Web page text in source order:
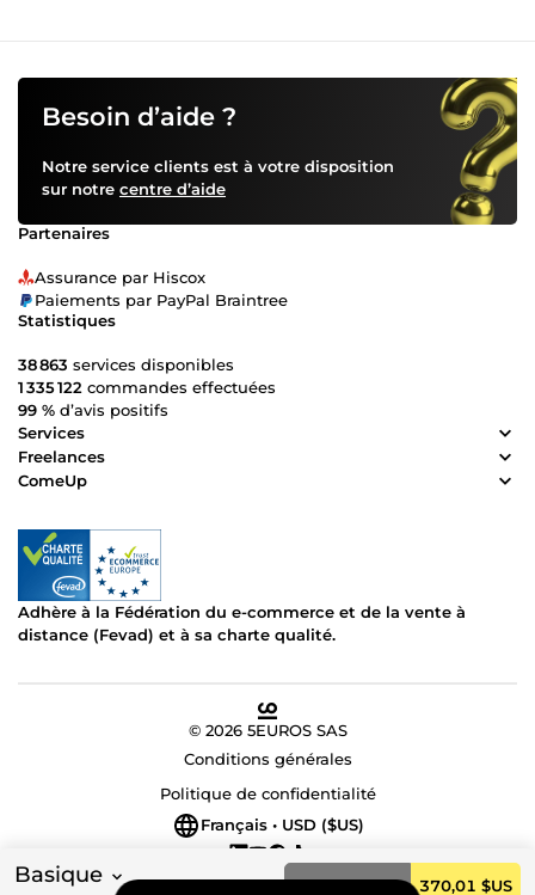
Basique Commander 370,01 $US
Accompagnement personnalisé de A à Z. 📩 Prêt à lancer
un projet web performant ? Contactez-moi et construisons
votre succès digital !
Besoin d’aide ?
Notre service clients est à votre disposition
sur notre centre d’aide
Partenaires
Assurance par Hiscox
Paiements par PayPal Braintree
Statistiques
38 863 services disponibles
1 335 122 commandes effectuées
99 % d’avis positifs
Services
Freelances
ComeUp
Adhère à la Fédération du e-commerce et de la vente à
distance (Fevad) et à sa charte qualité.
© 2026 5EUROS SAS
Conditions générales
Politique de confidentialité
Français • USD ($US)